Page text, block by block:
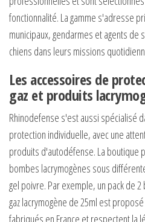
fonctionnalité. La gamme s'adresse
municipaux, gendarmes et agents de
chiens dans leurs missions
Les accessoires de
gaz et produits
Rhinodefense s'est aussi spécialisé
protection individuelle, avec une
produits d'autodéfense. La boutique
bombes lacrymogènes sous
gel poivre. Par exemple, un pack de
gaz lacrymogène de 25ml est
fabriqués en France et respectent la